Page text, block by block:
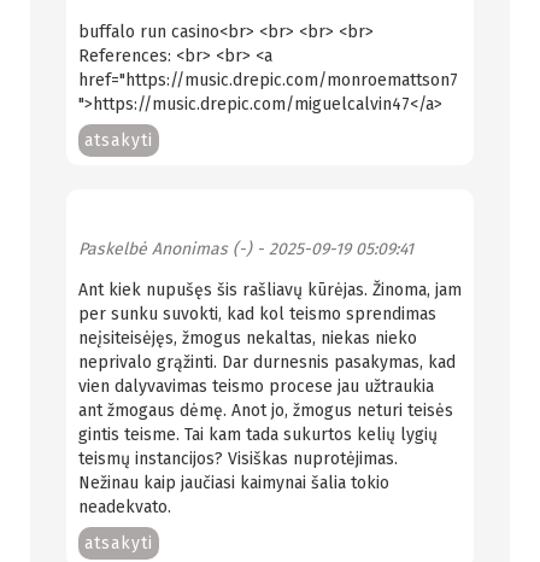
buffalo run casino<br> <br> <br> <br>
References: <br> <br> <a
href="https://music.drepic.com/monroemattson7
">https://music.drepic.com/miguelcalvin47</a>
atsakyti
Paskelbė Anonimas (-)- 2025-09-19 05:09:41
Ant kiek nupušęs šis rašliavų kūrėjas. Žinoma, jam
per sunku suvokti, kad kol teismo sprendimas
neįsiteisėjęs, žmogus nekaltas, niekas nieko
neprivalo grąžinti. Dar durnesnis pasakymas, kad
vien dalyvavimas teismo procese jau užtraukia
ant žmogaus dėmę. Anot jo, žmogus neturi teisės
gintis teisme. Tai kam tada sukurtos kelių lygių
teismų instancijos? Visiškas nuprotėjimas.
Nežinau kaip jaučiasi kaimynai šalia tokio
neadekvato.
atsakyti